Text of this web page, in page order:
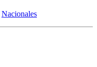
Nacionales